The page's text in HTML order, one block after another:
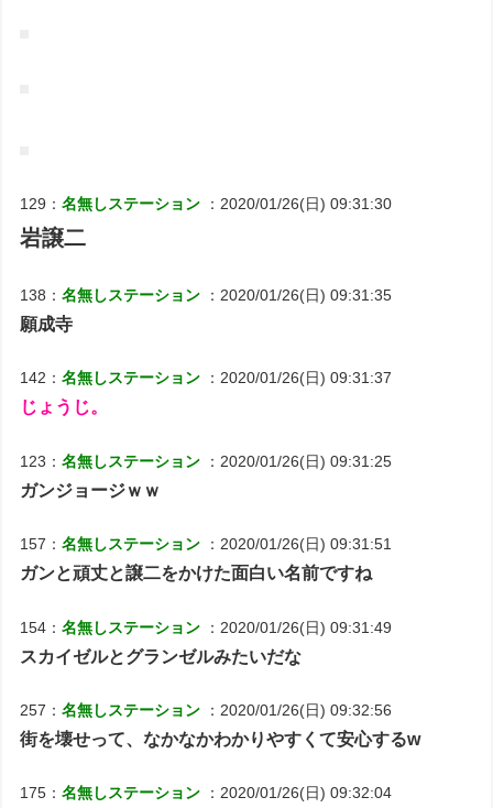
129：名無しステーション ：2020/01/26(日) 09:31:30
岩譲二
138：名無しステーション ：2020/01/26(日) 09:31:35
願成寺
142：名無しステーション ：2020/01/26(日) 09:31:37
じょうじ。
123：名無しステーション ：2020/01/26(日) 09:31:25
ガンジョージｗｗ
157：名無しステーション ：2020/01/26(日) 09:31:51
ガンと頑丈と譲二をかけた面白い名前ですね
154：名無しステーション ：2020/01/26(日) 09:31:49
スカイゼルとグランゼルみたいだな
257：名無しステーション ：2020/01/26(日) 09:32:56
街を壊せって、なかなかわかりやすくて安心するw
175：名無しステーション ：2020/01/26(日) 09:32:04